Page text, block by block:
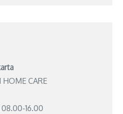
CARE
16.00